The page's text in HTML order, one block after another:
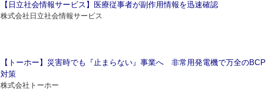
【日立社会情報サービス】医療従事者が副作用情報を迅速確認
株式会社日立社会情報サービス
【トーホー】災害時でも『止まらない』事業へ 非常用発電機で万全のBCP
対策
株式会社トーホー